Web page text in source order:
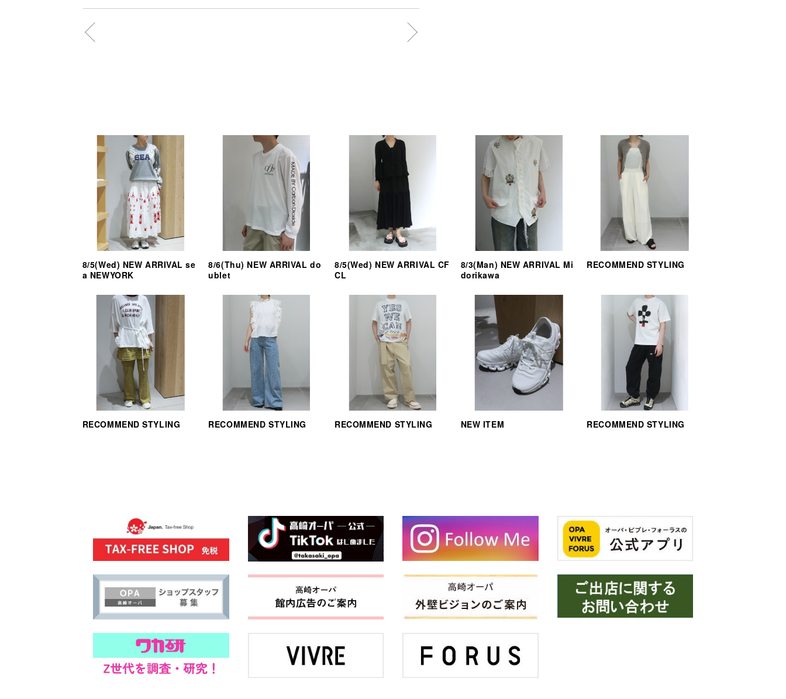
8/5(Wed) NEW ARRIVAL se
a NEWYORK
8/6(Thu) NEW ARRIVAL do
ublet
8/5(Wed) NEW ARRIVAL CF
CL
8/3(Man) NEW ARRIVAL Mi
dorikawa
RECOMMEND STYLING
RECOMMEND STYLING RECOMMEND STYLING RECOMMEND STYLING NEW ITEM RECOMMEND STYLING